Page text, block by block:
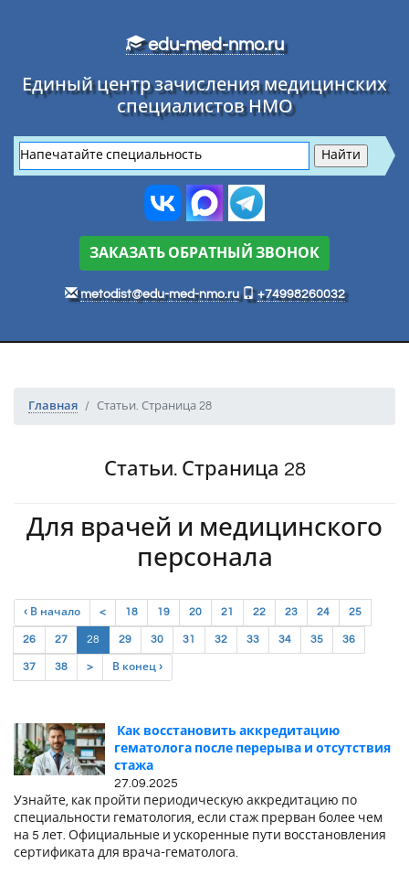
edu-med-nmo.ru
Единый центр зачисления медицинских
специалистов НМО
ЗАКАЗАТЬ ОБРАТНЫЙ ЗВОНОК
metodist@edu-med-nmo.ru +74998260032
Главная Статьи. Страница 28
Статьи. Страница 28
Для врачей и медицинского
персонала
‹ В начало < 18 19 20 21 22 23 24 25
26 27 28 (current)
29 30 31 32 33 34 35 36
37 38 > В конец ›
Как восстановить аккредитацию
гематолога после перерыва и отсутствия
стажа
27.09.2025
Узнайте, как пройти периодическую аккредитацию по
специальности гематология, если стаж прерван более чем
на 5 лет. Официальные и ускоренные пути восстановления
сертификата для врача-гематолога.